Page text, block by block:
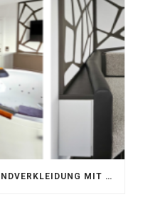
AKUSTIK IM SPA-BEREICH: WANDVERKLEIDUNG MIT SILENTPROTECT CORE